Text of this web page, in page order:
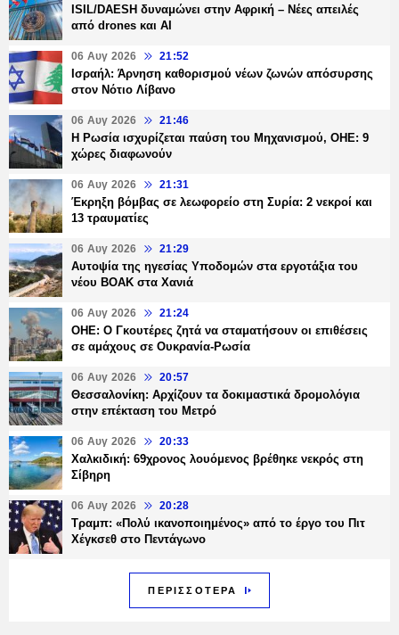
ISIL/DAESH δυναμώνει στην Αφρική – Νέες απειλές
από drones και AI
06 Αυγ 2026 21:52
Ισραήλ: Άρνηση καθορισμού νέων ζωνών απόσυρσης
στον Νότιο Λίβανο
06 Αυγ 2026 21:46
Η Ρωσία ισχυρίζεται παύση του Μηχανισμού, ΟΗΕ: 9
χώρες διαφωνούν
06 Αυγ 2026 21:31
Έκρηξη βόμβας σε λεωφορείο στη Συρία: 2 νεκροί και
13 τραυματίες
06 Αυγ 2026 21:29
Αυτοψία της ηγεσίας Υποδομών στα εργοτάξια του
νέου ΒΟΑΚ στα Χανιά
06 Αυγ 2026 21:24
ΟΗΕ: Ο Γκουτέρες ζητά να σταματήσουν οι επιθέσεις
σε αμάχους σε Ουκρανία-Ρωσία
06 Αυγ 2026 20:57
Θεσσαλονίκη: Αρχίζουν τα δοκιμαστικά δρομολόγια
στην επέκταση του Μετρό
06 Αυγ 2026 20:33
Χαλκιδική: 69χρονος λουόμενος βρέθηκε νεκρός στη
Σίβηρη
06 Αυγ 2026 20:28
Τραμπ: «Πολύ ικανοποιημένος» από το έργο του Πιτ
Χέγκσεθ στο Πεντάγωνο
ΠΕΡΙΣΣΟΤΕΡΑ